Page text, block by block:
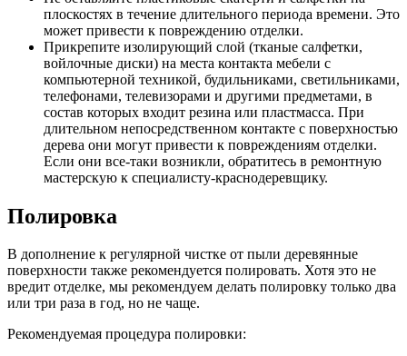
плоскостях в течение длительного периода времени. Это
может привести к повреждению отделки.
Прикрепите изолирующий слой (тканые салфетки,
войлочные диски) на места контакта мебели с
компьютерной техникой, будильниками, светильниками,
телефонами, телевизорами и другими предметами, в
состав которых входит резина или пластмасса. При
длительном непосредственном контакте с поверхностью
дерева они могут привести к повреждениям отделки.
Если они все-таки возникли, обратитесь в ремонтную
мастерскую к специалисту-краснодеревщику.
Полировка
В дополнение к регулярной чистке от пыли деревянные
поверхности также рекомендуется полировать. Хотя это не
вредит отделке, мы рекомендуем делать полировку только два
или три раза в год, но не чаще.
Рекомендуемая процедура полировки: